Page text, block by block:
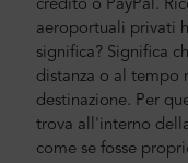
credito o PayPal.
aeroportuali privati
significa? Significa
distanza o al tempo
destinazione. Per
trova all'interno
come se fosse